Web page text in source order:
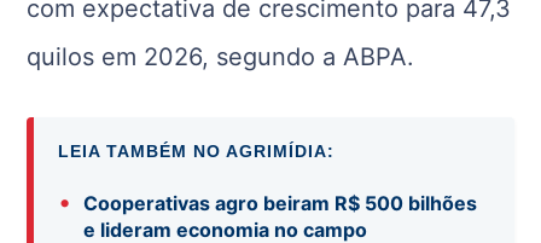
com expectativa de crescimento para 47,3
quilos em 2026, segundo a ABPA.
LEIA TAMBÉM NO AGRIMÍDIA:
•
Cooperativas agro beiram R$ 500 bilhões
e lideram economia no campo